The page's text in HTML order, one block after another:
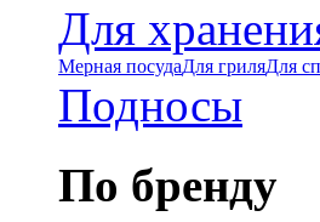
Для
Мерная посудаДля гриляДля
Подносы
По бренду